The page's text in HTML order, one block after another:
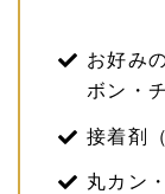
お好み
ボン・
接着剤
丸カン